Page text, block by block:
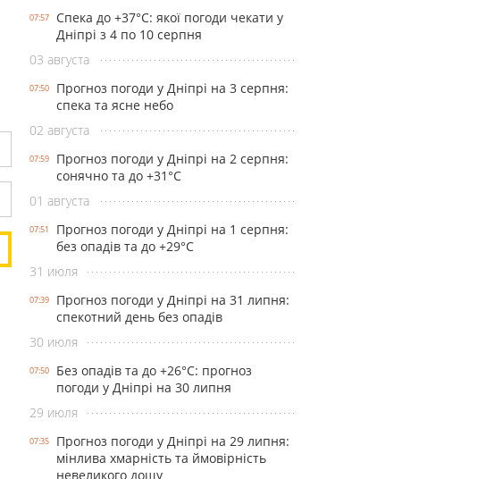
07:57
Спека до +37°С: якої погоди чекати у
Дніпрі з 4 по 10 серпня
03 августа
07:50
Прогноз погоди у Дніпрі на 3 серпня:
спека та ясне небо
02 августа
07:59
Прогноз погоди у Дніпрі на 2 серпня:
сонячно та до +31°С
01 августа
07:51
Прогноз погоди у Дніпрі на 1 серпня:
без опадів та до +29°С
31 июля
07:39
Прогноз погоди у Дніпрі на 31 липня:
спекотний день без опадів
30 июля
07:50
Без опадів та до +26°С: прогноз
погоди у Дніпрі на 30 липня
29 июля
07:35
Прогноз погоди у Дніпрі на 29 липня:
мінлива хмарність та ймовірність
невеликого дощу